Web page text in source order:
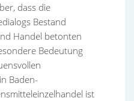
dass die
Bestand
Handel betonten
Bedeutung
Baden-
ist